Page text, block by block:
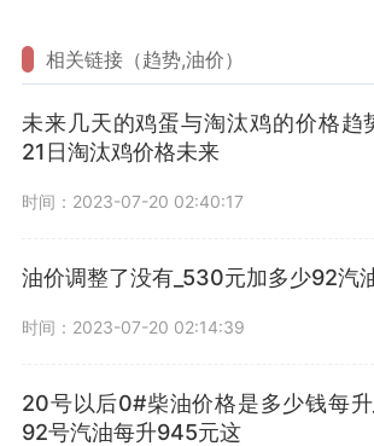
相关链接（趋势,油价）
未来几天的鸡蛋与淘汰鸡的价格趋
21日淘汰鸡价格未来
时间：2023-07-20 02:40:17
油价调整了没有_530元加多少92汽
时间：2023-07-20 02:14:39
20号以后0#柴油价格是多少钱每
92号汽油每升945元这